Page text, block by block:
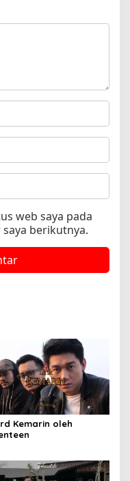
web saya pada
berikutnya.
Kemarin oleh